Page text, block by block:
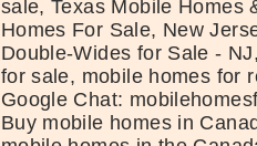
sale, Texas Mobile Homes
Homes For Sale, New
Double-Wides for Sale -
for sale, mobile homes for
Google Chat:
Buy mobile homes in